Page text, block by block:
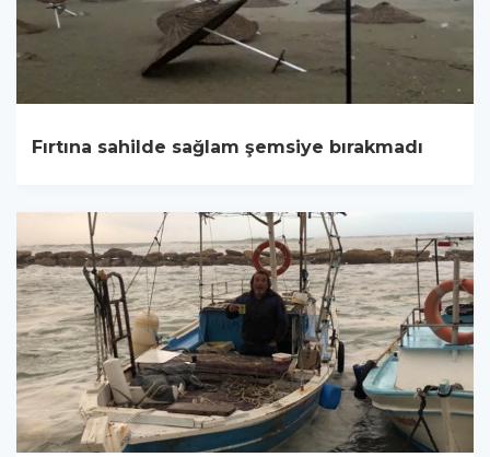
Fırtına sahilde sağlam şemsiye bırakmadı